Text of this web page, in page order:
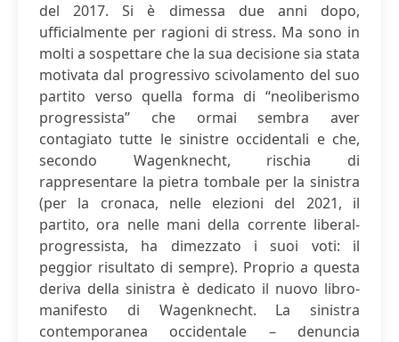
del 2017. Si è dimessa due anni dopo,
ufficialmente per ragioni di stress. Ma sono in
molti a sospettare che la sua decisione sia stata
motivata dal progressivo scivolamento del suo
partito verso quella forma di “neoliberismo
progressista” che ormai sembra aver
contagiato tutte le sinistre occidentali e che,
secondo Wagenknecht, rischia di
rappresentare la pietra tombale per la sinistra
(per la cronaca, nelle elezioni del 2021, il
partito, ora nelle mani della corrente liberal-
progressista, ha dimezzato i suoi voti: il
peggior risultato di sempre). Proprio a questa
deriva della sinistra è dedicato il nuovo libro-
manifesto di Wagenknecht. La sinistra
contemporanea occidentale – denuncia